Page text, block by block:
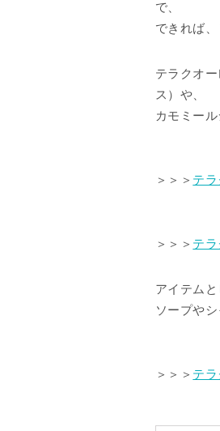
で、
できれば
テラクオ
ス）や、
カモミー
＞＞＞ テ
＞＞＞ テ
アイテム
ソープや
＞＞＞ テ